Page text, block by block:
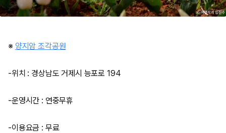
※ 양지암 조각공원
-위치 : 경상남도 거제시 능포로 194
-운영시간 : 연중무휴
-이용요금 : 무료